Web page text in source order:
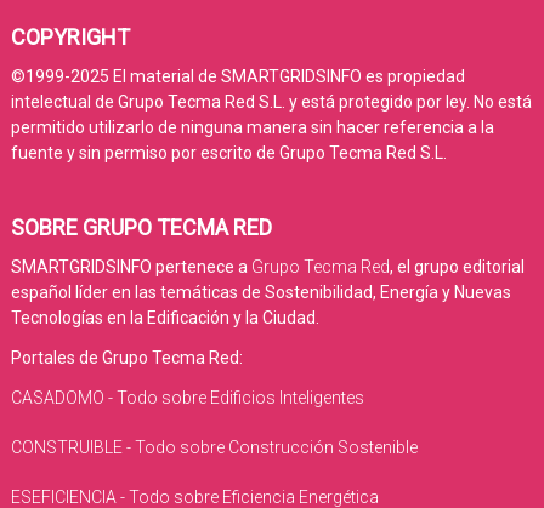
COPYRIGHT
©1999-2025 El material de SMARTGRIDSINFO es propiedad
intelectual de Grupo Tecma Red S.L. y está protegido por ley. No está
permitido utilizarlo de ninguna manera sin hacer referencia a la
fuente y sin permiso por escrito de Grupo Tecma Red S.L.
SOBRE GRUPO TECMA RED
SMARTGRIDSINFO pertenece a Grupo Tecma Red, el grupo editorial
español líder en las temáticas de Sostenibilidad, Energía y Nuevas
Tecnologías en la Edificación y la Ciudad.
Portales de Grupo Tecma Red:
CASADOMO - Todo sobre Edificios Inteligentes
CONSTRUIBLE - Todo sobre Construcción Sostenible
ESEFICIENCIA - Todo sobre Eficiencia Energética